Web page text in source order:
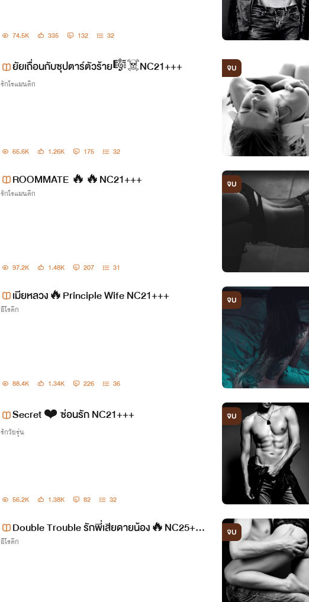
74.5K 335 132 32
ยัยเถื่อนกับซุปตาร์ตัวร้าย🎼☠️NC21+++
รักโรแมนติก
65.6K 1.26K 175 32
จบ
ROOMMATE 🔥🔥NC21+++
รักโรแมนติก
97.2K 1.48K 207 31
จบ
เมียหลวง🔥Principle Wife NC21+++
อีโรติก
88.4K 1.34K 226 36
จบ
Secret ❤️ ซ่อนรัก NC21+++
รักวัยรุ่น
56.2K 1.38K 82 32
จบ
Double Trouble รักพี่เสียดายน้อง🔥NC25++
+ 2P,3P
อีโรติก
จบ